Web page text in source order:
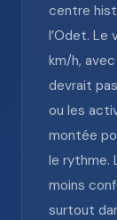
centre
l’Odet.
km/h,
devrait
ou les
montée
le rythme.
moins
surtout